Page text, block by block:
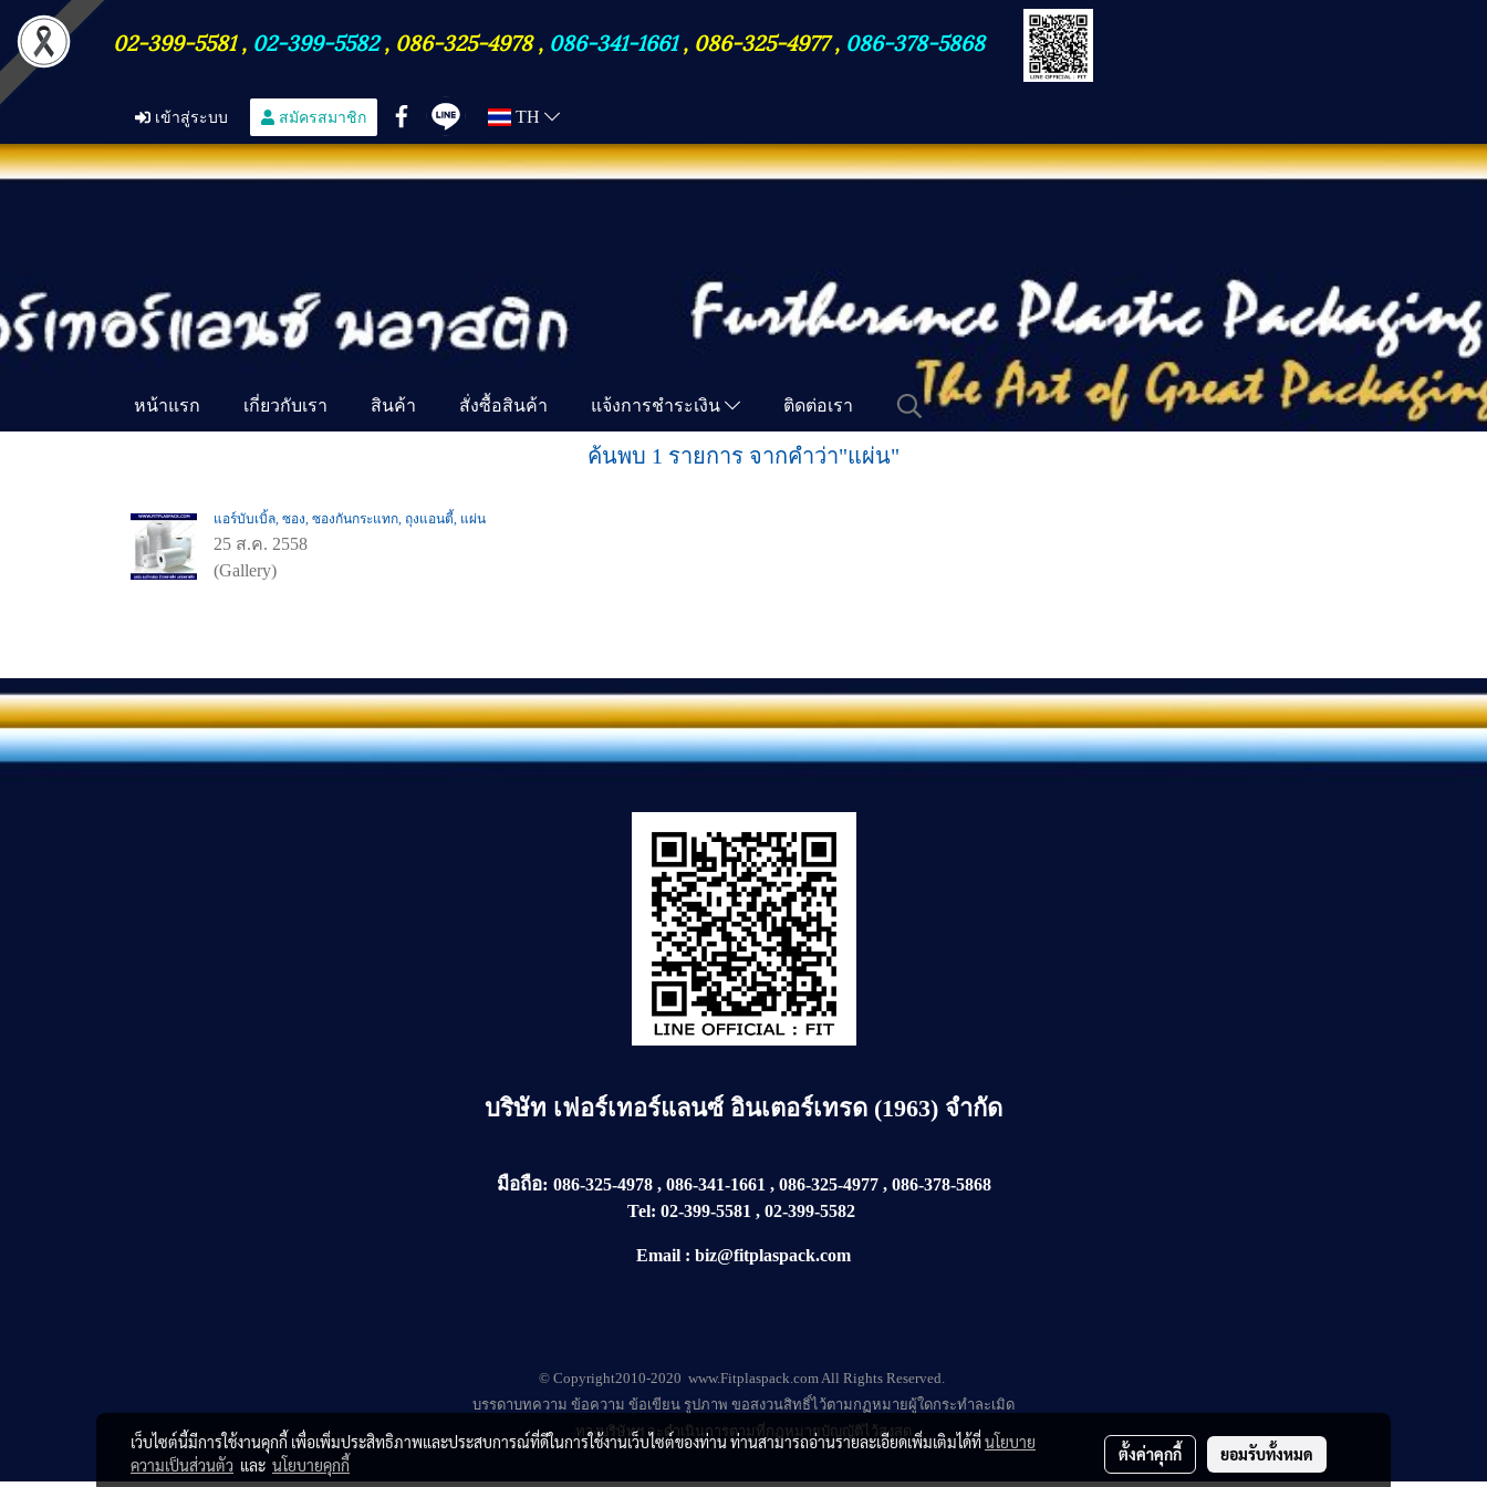
02-399-5581, 02-399-5582, 086-325-4978, 086-341-1661, 086-325-4977, 086-378-5868
เข้าสู่ระบบ สมัครสมาชิก TH
หน้าแรก เกี่ยวกับเรา สินค้า สั่งซื้อสินค้า แจ้งการชำระเงิน ติดต่อเรา
ค้นพบ 1 รายการ จากคำว่า"แผ่น"
แอร์บับเบิ้ล, ซอง, ซองกันกระแทก, ถุงแอนตี้, แผ่น
25 ส.ค. 2558
(Gallery)
บริษัท เฟอร์เทอร์แลนซ์ อินเตอร์เทรด (1963) จำกัด
มือถือ: 086-325-4978, 086-341-1661 , 086-325-4977, 086-378-5868
Tel: 02-399-5581 , 02-399-5582
Email : biz@fitplaspack.com
© Copyright2010-2020 www.Fitplaspack.com All Rights Reserved.
บรรดาบทความ ข้อความ ข้อเขียน รูปภาพ ขอสงวนสิทธิ์ไว้ตามกฏหมายผู้ใดกระทำละเมิด
ทางบริษัทฯ จะดำเนินการตามที่กฏหมายบัญญัติไว้สูงสุด
เว็บไซต์นี้มีการใช้งานคุกกี้ เพื่อเพิ่มประสิทธิภาพและประสบการณ์ที่ดีในการใช้งานเว็บไซต์ของท่าน ท่านสามารถอ่านรายละเอียดเพิ่มเติมได้ที่นโยบาย
ความเป็นส่วนตัว และ นโยบายคุกกี้
ตั้งค่าคุกกี้ ยอมรับทั้งหมด